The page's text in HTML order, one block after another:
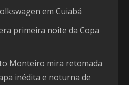
em Cuiabá
primeira noite da Copa
Monteiro mira retomada
inédita e noturna de